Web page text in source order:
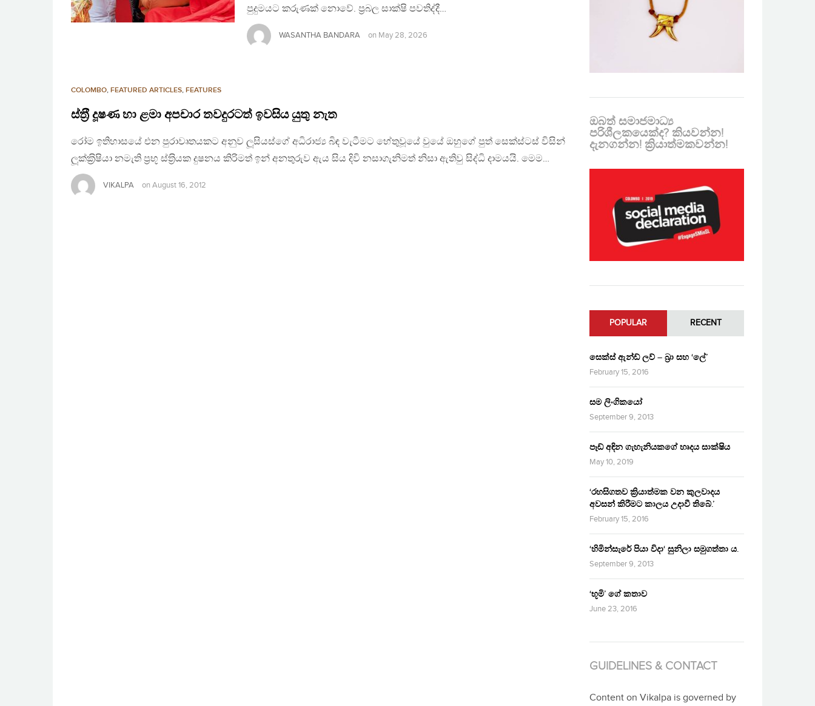
පුදුමයට කරුණක් නොවේ. ප්‍රබල සාක්ෂි පවතිද්දී…
WASANTHA BANDARA on May 28, 2026
COLOMBO, FEATURED ARTICLES, FEATURES
ස්ත‍්‍රී දූෂණ හා ළමා අපචාර තවදුරටත් ඉවසිය යුතු නැත
රෝම ඉතිහාසයේ එන පුරාවෘතයකට අනුව ලූසියස්ගේ අධිරාජ්‍ය බිඳ වැටීමට හේතුවූයේ වුයේ ඔහුගේ පුත් සෙක්ස්ටස් විසින්
ලූක්ක‍්‍රිෂියා නමැති ප‍්‍රභූ ස්ත‍්‍රියක දුෂනය කිරිමත් ඉන් අනතුරුව ඇය සිය දිවි නසාගැනිමත් නිසා ඇතිවු සිද්ධි දාමයයි. මෙම…
VIKALPA on August 16, 2012
ඔබත් සමාජමාධ්‍ය
පරිශීලකයෙක්ද? කියවන්න!
දැනගන්න! ක්‍රියාත්මකවන්න!
POPULAR RECENT
සෙක්ස් ඇන්ඩ් ලව් – බ්‍රා සහ ‘ලේ’
February 15, 2016
සම ලිංගිකයෝ
September 9, 2013
පෑඩ් අඳින ගැහැනියකගේ හෘදය සාක්ෂිය
May 10, 2019
‘රහසිගතව ක්‍රියාත්මක වන කුලවාදය
අවසන් කිරීමට කාලය උදාවී තිබේ.’
February 15, 2016
‘හිමින්සැරේ පියා විදා‘ සුනිලා සමුගත්තා ය.
September 9, 2013
‘භූමි’ ගේ කතාව
June 23, 2016
GUIDELINES & CONTACT
Content on Vikalpa is governed by